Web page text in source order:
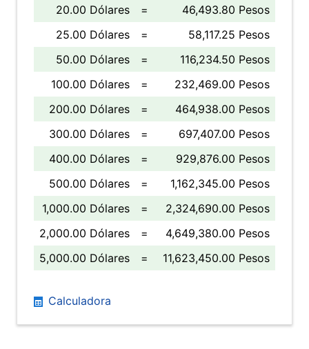
20.00 Dólares
=
46,493.80 Pesos
25.00 Dólares
=
58,117.25 Pesos
50.00 Dólares
=
116,234.50 Pesos
100.00 Dólares
=
232,469.00 Pesos
200.00 Dólares
=
464,938.00 Pesos
300.00 Dólares
=
697,407.00 Pesos
400.00 Dólares
=
929,876.00 Pesos
500.00 Dólares
=
1,162,345.00 Pesos
1,000.00 Dólares
=
2,324,690.00 Pesos
2,000.00 Dólares
=
4,649,380.00 Pesos
5,000.00 Dólares
= 11,623,450.00 Pesos
Calculadora